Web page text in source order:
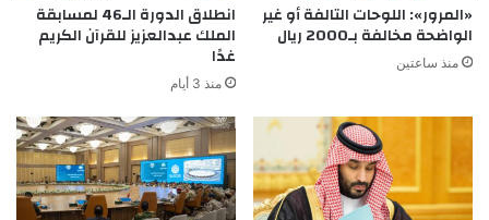
«المرور»: اللوحات التالفة أو غير
الواضحة مخالفة بـ2000 ريال
منذ ساعتين
انطلاق الدورة الـ46 لمسابقة
الملك عبدالعزيز للقرآن الكريم
غدًا
منذ 3 أيام